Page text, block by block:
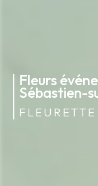
Fleurs
Sébastien-
FLEURETTE